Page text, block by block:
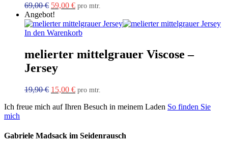
69,00€ Ursprünglicher
Preis
war:
69,00 €
59,00 €Aktueller
ist:
59,00 €.
pro mtr.
Angebot!
In den Warenkorb
melierter mittelgrauer Viscose –
Jersey
19,90€ Ursprünglicher
war:
15,00 €Aktueller
ist:
pro mtr.
Ich freue mich auf Ihren Besuch in meinem Laden So finden Sie
mich
Gabriele Madsack im Seidenrausch